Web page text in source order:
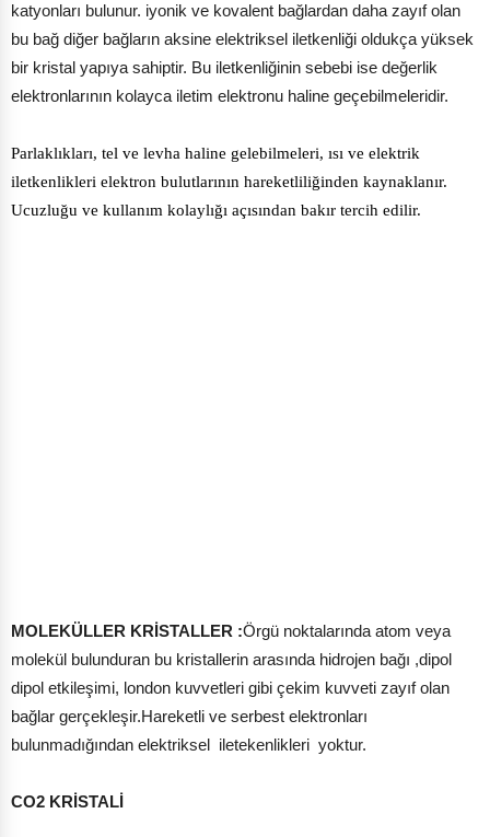
katyonları bulunur. iyonik ve kovalent bağlardan daha zayıf olan
bu bağ diğer bağların aksine elektriksel iletkenliği oldukça yüksek
bir kristal yapıya sahiptir. Bu iletkenliğinin sebebi ise değerlik
elektronlarının kolayca iletim elektronu haline geçebilmeleridir.
Parlaklıkları, tel ve levha haline gelebilmeleri, ısı ve elektrik
iletkenlikleri elektron bulutlarının hareketliliğinden kaynaklanır.
Ucuzluğu ve kullanım kolaylığı açısından bakır tercih edilir.
MOLEKÜLLER KRİSTALLER :Örgü noktalarında atom veya
molekül bulunduran bu kristallerin arasında hidrojen bağı ,dipol
dipol etkileşimi, london kuvvetleri gibi çekim kuvveti zayıf olan
bağlar gerçekleşir.Hareketli ve serbest elektronları
bulunmadığından elektriksel iletekenlikleri yoktur.
CO2 KRİSTALİ